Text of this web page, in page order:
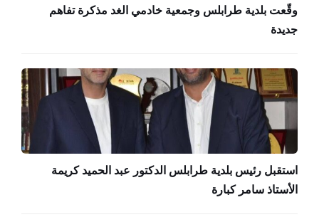
وقّعت بلدية طرابلس وجمعية خادمي الغد مذكرة تفاهم
جديدة
استقبل رئيس بلدية طرابلس الدكتور عبد الحميد كريمة
الأستاذ سامر كبارة